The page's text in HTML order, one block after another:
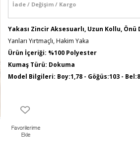
İade / Değişim / Kargo
Yakası Zincir Aksesuarlı, Uzun Kollu,
Yanları Yırtmaçlı, Hakim Yaka
Ürün İçeriği: %100 Polyester
Kumaş Türü: Dokuma
Model Bilgileri: Boy:1,78 - Göğüs:103 -